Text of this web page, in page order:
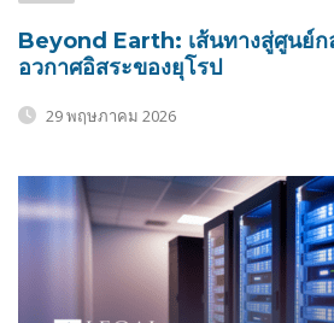
Beyond Earth: เส้นทางสู่ศูนย์ก
อวกาศอิสระของยุโรป
29 พฤษภาคม 2026